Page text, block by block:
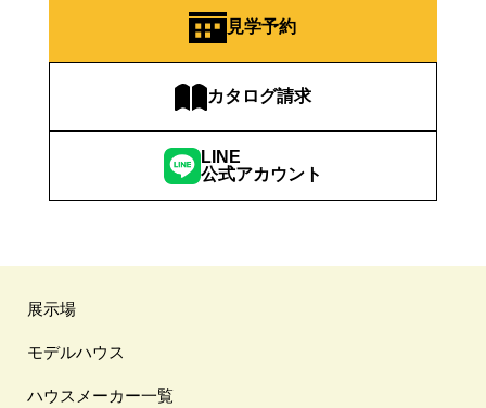
見学予約
カタログ請求
LINE
公式アカウント
展示場
モデルハウス
ハウスメーカー一覧